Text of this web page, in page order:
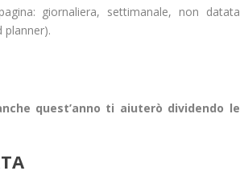
giornaliera, settimanale, non datata
planner).
quest’anno ti aiuterò dividendo le